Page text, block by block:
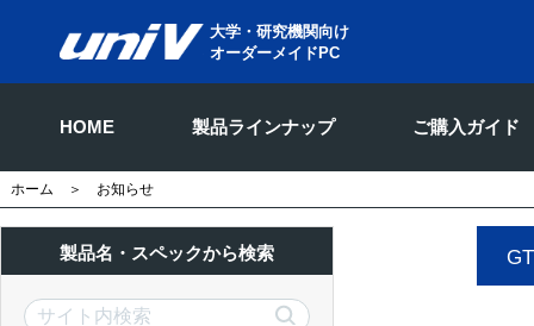
大学・研究機関向け
オーダーメイドPC
HOME 製品ラインナップ ご購入ガイド
ホーム ＞ お知らせ
製品名・スペックから検索